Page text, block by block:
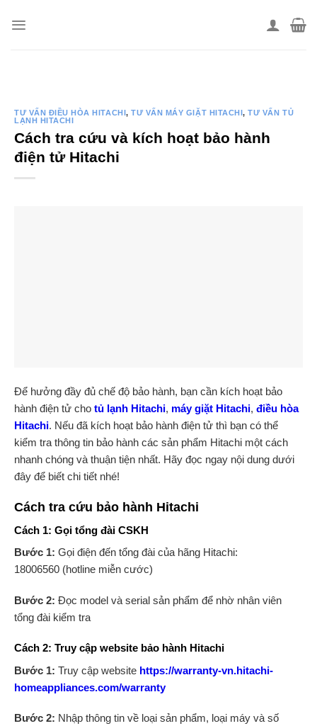
TƯ VẤN ĐIỀU HÒA HITACHI,TƯ VẤN MÁY GIẶT HITACHI,TƯ VẤN TỦ
LẠNH HITACHI
Cách tra cứu và kích hoạt bảo hành
điện tử Hitachi
Để hưởng đầy đủ chế độ bảo hành, bạn cần kích hoạt bảo
hành điện tử cho tủ lạnh Hitachi, máy giặt Hitachi, điều hòa
Hitachi. Nếu đã kích hoạt bảo hành điện tử thì bạn có thể
kiểm tra thông tin bảo hành các sản phẩm Hitachi một cách
nhanh chóng và thuận tiện nhất. Hãy đọc ngay nội dung dưới
đây để biết chi tiết nhé!
Cách tra cứu bảo hành Hitachi
Cách 1: Gọi tổng đài CSKH
Bước 1: Gọi điện đến tổng đài của hãng Hitachi:
18006560 (hotline miễn cước)
Bước 2: Đọc model và serial sản phẩm để nhờ nhân viên
tổng đài kiểm tra
Cách 2: Truy cập website bảo hành Hitachi
Bước 1: Truy cập website https://warranty-vn.hitachi-
homeappliances.com/warranty
Bước 2: Nhập thông tin về loại sản phẩm, loại máy và số